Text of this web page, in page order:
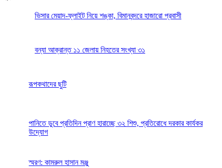
ভিসার মেয়াদ-ফ্লাইট নিয়ে শঙ্কা, বিমানবন্দরে হাজারো প্রবাসী
বন্যা আক্রান্ত ১১ জেলায় নিহতের সংখ্যা ৩১
রূপকথাদের ছুটি
পানিতে ডুবে প্রতিদিন প্রাণ হারাচ্ছে ৩২ শিশু, প্রতিরোধে দরকার কার্যকর
উদ্যোগ
স্মরণ: কামরুল হাসান মঞ্জু